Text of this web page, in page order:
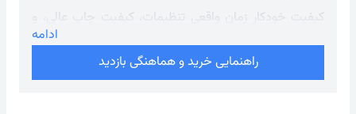
کیفیت خودکار زمان واقعی تنظیمات، کیفیت چاپ عالی، و
بسیاری موارد دیگر... این سری AccurioPress C4080 از
Konica Minolta است. دستگاه چاپ رنگی چابک ما با
ادامه
راهنمایی خرید و هماهنگی بازدید